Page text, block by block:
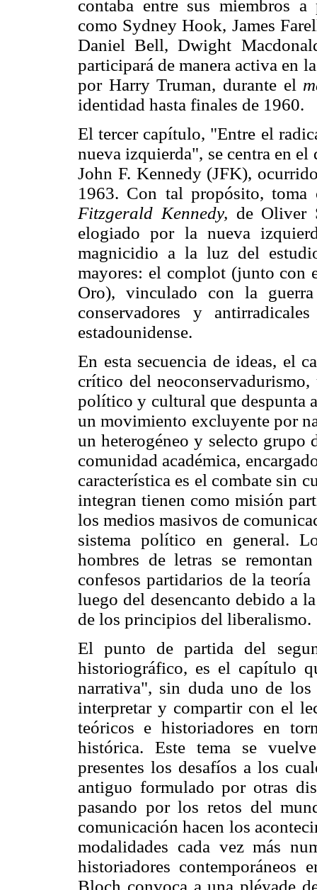
contaba entre sus miembros a
como Sydney Hook, James
Daniel Bell, Dwight
participará de manera activa en
por Harry Truman, durante el
identidad hasta finales de 1960.
El tercer capítulo, "Entre el
nueva izquierda", se centra en el
John F. Kennedy (JFK),
1963. Con tal propósito,
Fitzgerald Kennedy, de Oliver
elogiado por la nueva
magnicidio a la luz del
mayores: el complot (junto con
Oro), vinculado con la
conservadores y
estadounidense.
En esta secuencia de ideas, el
crítico del
político y cultural que despunta
un movimiento excluyente por
un heterogéneo y selecto grupo
comunidad académica,
característica es el combate sin
integran tienen como misión
los medios masivos de
sistema político en general.
hombres de letras se
confesos partidarios de la
luego del desencanto debido a
de los principios del liberalismo.
El punto de partida del
historiográfico, es el capítulo
narrativa", sin duda uno de
interpretar y compartir con el
teóricos e historiadores en
histórica. Este tema se
presentes los desafíos a los
antiguo formulado por otras
pasando por los retos del
comunicación hacen los
modalidades cada vez más
historiadores
Bloch convoca a una pléyade